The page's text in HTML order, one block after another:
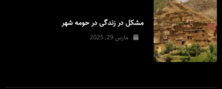
مشکل در زندگی در حومه شهر
مارس 29, 2025